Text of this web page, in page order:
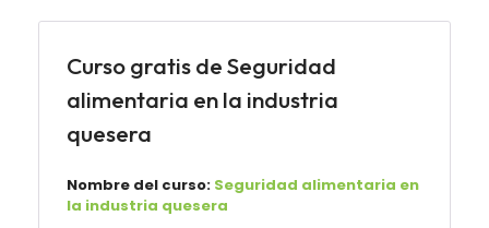
Curso gratis de Seguridad
alimentaria en la industria
quesera
Nombre del curso: Seguridad alimentaria en
la industria quesera